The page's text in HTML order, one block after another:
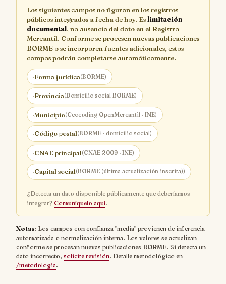
Los siguientes campos no figuran en los registros
públicos integrados a fecha de hoy. Eslimitación
documental, no ausencia del dato en el Registro
Mercantil. Conforme se procesen nuevas publicaciones
BORME o se incorporen fuentes adicionales, estos
campos podrán completarse automáticamente.
·Forma jurídica(BORME)
·Provincia(Domicilio social BORME)
·Municipio(Geocoding OpenMercantil · INE)
·Código postal(BORME · domicilio social)
·CNAE principal(CNAE 2009 · INE)
·Capital social(BORME (última actualización inscrita))
¿Detecta un dato disponible públicamente que deberíamos
integrar? Comuníquelo aquí.
Notas: Los campos con confianza "media" provienen de inferencia
automatizada o normalización interna. Los valores se actualizan
conforme se procesan nuevas publicaciones BORME. Si detecta un
dato incorrecto, solicite revisión. Detalle metodológico en
/metodologia.